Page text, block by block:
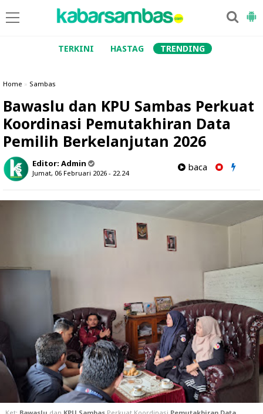
TERKINI HASTAG TRENDING
Home » Sambas
Bawaslu dan KPU Sambas Perkuat
Koordinasi Pemutakhiran Data
Pemilih Berkelanjutan 2026
Editor: Admin
Jumat, 06 Februari 2026 - 22.24
baca